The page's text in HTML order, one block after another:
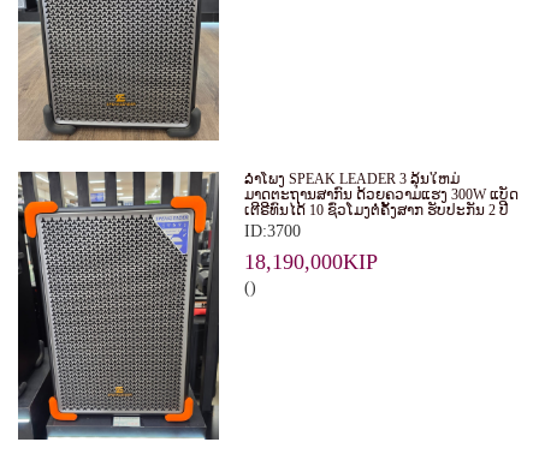
ລໍາໂພງ SPEAK LEADER 3 ລຸ້ນໃຫມ່
ມາດຕະຖານສາກົນ ດ້ວຍຄວາມແຮງ 300W ແບັດ
ເຕີຣີທົນໄດ້ 10 ຊົ່ວໂມງຕໍ່ຄັ້ງສາກ ຮັບປະກັນ 2 ປີ
ID:3700
18,190,000KIP
()